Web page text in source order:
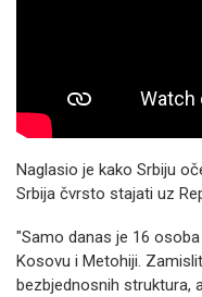
Naglasio je kako Srbiju
Srbija čvrsto stajati uz
"Samo danas je 16
Kosovu i Metohiji.
bezbjednosnih struktura,